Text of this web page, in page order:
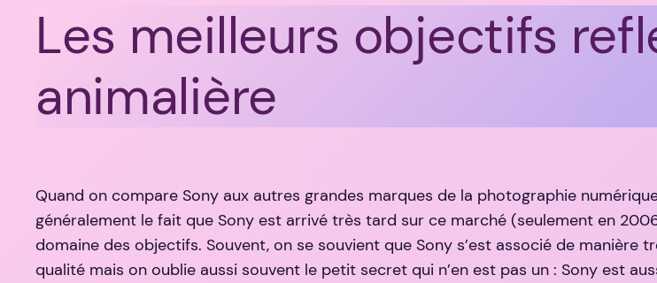
Les meilleurs objectifs
animalière
Quand on compare Sony aux autres grandes marques de la photographie
généralement le fait que Sony est arrivé très tard sur ce marché (seulement en
domaine des objectifs. Souvent, on se souvient que Sony s’est associé de
qualité mais on oublie aussi souvent le petit secret qui n’en est pas un : Sony est